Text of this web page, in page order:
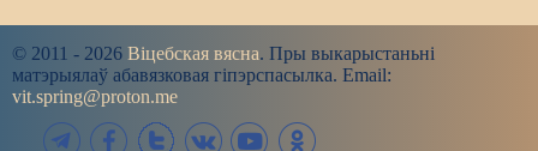
© 2011 - 2026 Віцебская вясна. Пры выкарыстаньні
матэрыялаў абавязковая гіпэрспасылка. Email:
vit.spring@proton.me